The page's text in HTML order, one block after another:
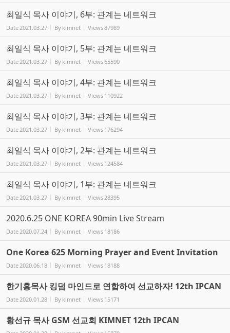
최일식 목사 이야기, 6부: 관계는 네트워크
Date2021.03.27 By kimnet Views87989
최일식 목사 이야기, 5부: 관계는 네트워크
Date2021.03.27 By kimnet Views65590
최일식 목사 이야기, 4부: 관계는 네트워크
Date2021.03.27 By kimnet Views 110922
최일식 목사 이야기, 3부: 관계는 네트워크
Date2021.03.27 By kimnet Views 176294
최일식 목사 이야기, 2부: 관계는 네트워크
Date2021.03.27 By kimnet Views 124584
최일식 목사 이야기, 1부: 관계는 네트워크
Date2021.03.27 By kimnet Views28395
2020.6.25 ONE KOREA 90min Live Stream
Date2020.07.24 By kimnet Views 18186
One Korea 625 Morning Prayer and Event Invitation
Date2020.06.18 By kimnet Views 18188
한기홍목사 킹덤 마인드로 연합하여 선교하자! 12th IPCAN
Date2020.01.28 By kimnet Views 15171
황선규 목사 GSM 선교회 KIMNET 12th IPCAN